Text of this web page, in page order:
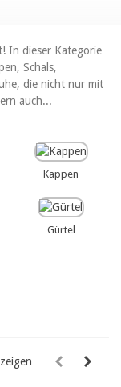
In dieser Kategorie
Schals,
die nicht nur mit
auch...
Kappen
Gürtel